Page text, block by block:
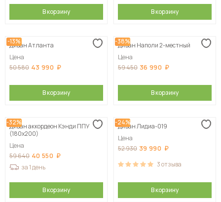
В корзину В корзину
-13%
Диван Атланта
Цена
50 580 43 990
В корзину
-38%
Диван Наполи 2-местный
Цена
59 450 36 990
В корзину
-32%
Диван аккордеон Кэнди ППУ
(180х200)
Цена
59 640 40 550
за 1 день
В корзину
-24%
Диван Лидиа-019
Цена
52 930 39 990
3отзыва
В корзину